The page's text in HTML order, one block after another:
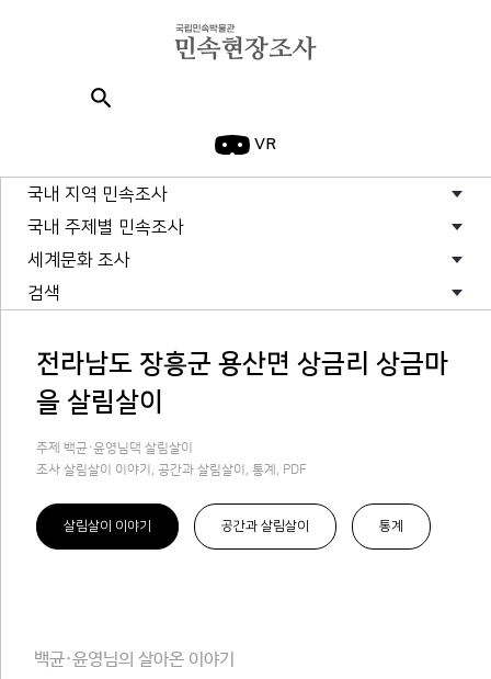
search
VR
국내 지역 민속조사
국내 주제별 민속조사
세계문화 조사
검색
전라남도 장흥군 용산면 상금리 상금마
을 살림살이
주제 백균·윤영님댁 살림살이
조사 살림살이 이야기, 공간과 살림살이, 통계, PDF
살림살이 이야기 공간과 살림살이 통계
백균·윤영님의 살아온 이야기